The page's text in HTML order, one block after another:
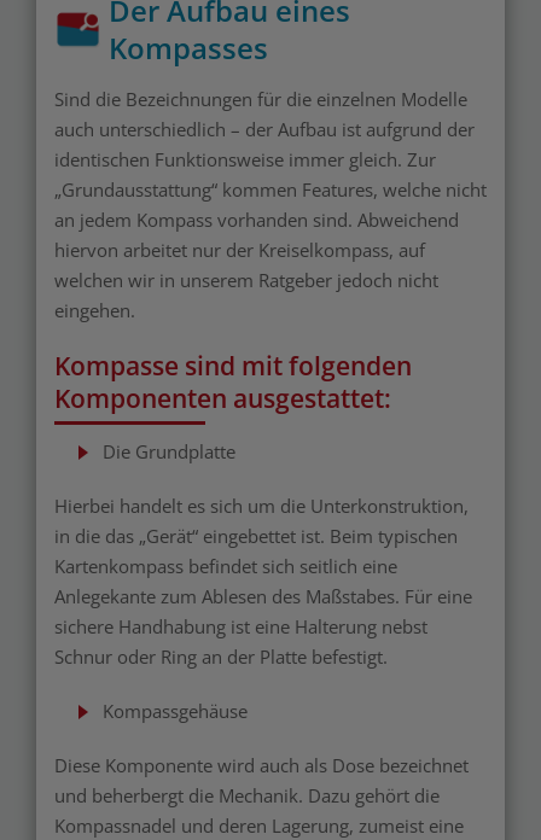
Der Aufbau eines
Kompasses
Sind die Bezeichnungen für die einzelnen Modelle
auch unterschiedlich – der Aufbau ist aufgrund der
identischen Funktionsweise immer gleich. Zur
„Grundausstattung“ kommen Features, welche nicht
an jedem Kompass vorhanden sind. Abweichend
hiervon arbeitet nur der Kreiselkompass, auf
welchen wir in unserem Ratgeber jedoch nicht
eingehen.
Kompasse sind mit folgenden
Komponenten ausgestattet:
Die Grundplatte
Hierbei handelt es sich um die Unterkonstruktion,
in die das „Gerät“ eingebettet ist. Beim typischen
Kartenkompass befindet sich seitlich eine
Anlegekante zum Ablesen des Maßstabes. Für eine
sichere Handhabung ist eine Halterung nebst
Schnur oder Ring an der Platte befestigt.
Kompassgehäuse
Diese Komponente wird auch als Dose bezeichnet
und beherbergt die Mechanik. Dazu gehört die
Kompassnadel und deren Lagerung, zumeist eine